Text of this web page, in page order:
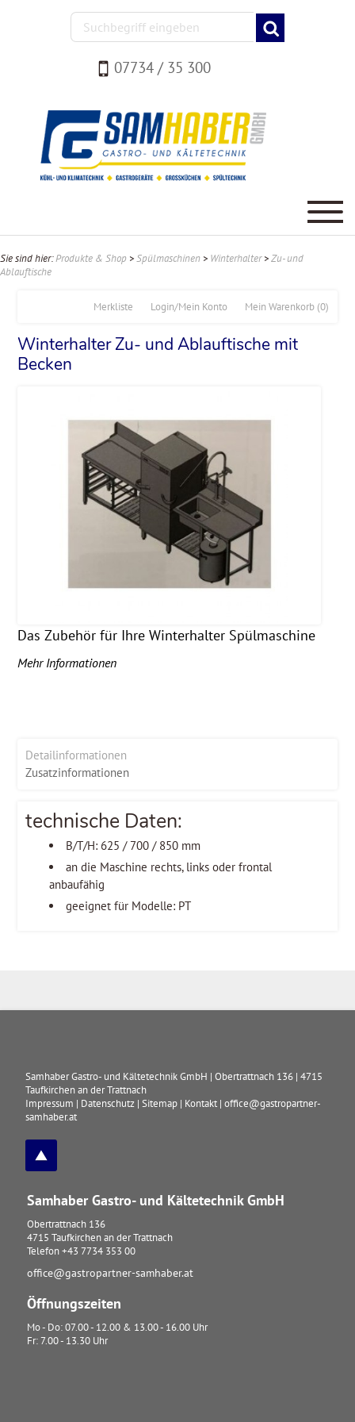
07734 / 35 300
Sie sind hier:Produkte & Shop >Spülmaschinen > Winterhalter>Zu- und
Ablauftische
Mein Warenkorb (0)
Login/Mein Konto
Merkliste
Winterhalter Zu- und Ablauftische mit
Becken
Das Zubehör für Ihre Winterhalter Spülmaschine
Mehr Informationen
Detailinformationen
Zusatzinformationen
technische Daten:
B/T/H: 625 / 700 / 850 mm
an die Maschine rechts, links oder frontal
anbaufähig
geeignet für Modelle: PT
Samhaber Gastro- und Kältetechnik GmbH |Obertrattnach 136 |4715
Taufkirchen an der Trattnach
Impressum | Datenschutz |Sitemap | Kontakt |office@gastropartner-
samhaber.at
Samhaber Gastro- und Kältetechnik GmbH
Obertrattnach 136
4715 Taufkirchen an der Trattnach
Telefon +43 7734 353 00
office@gastropartner-samhaber.at
Öffnungszeiten
Mo - Do: 07.00 - 12.00 & 13.00 - 16.00 Uhr
Fr: 7.00 - 13.30 Uhr